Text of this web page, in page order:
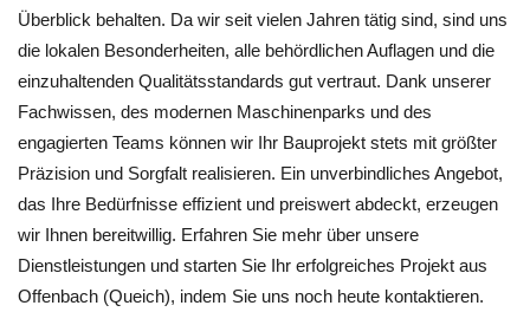
Überblick behalten. Da wir seit vielen Jahren tätig sind, sind uns
die lokalen Besonderheiten, alle behördlichen Auflagen und die
einzuhaltenden Qualitätsstandards gut vertraut. Dank unserer
Fachwissen, des modernen Maschinenparks und des
engagierten Teams können wir Ihr Bauprojekt stets mit größter
Präzision und Sorgfalt realisieren. Ein unverbindliches Angebot,
das Ihre Bedürfnisse effizient und preiswert abdeckt, erzeugen
wir Ihnen bereitwillig. Erfahren Sie mehr über unsere
Dienstleistungen und starten Sie Ihr erfolgreiches Projekt aus
Offenbach (Queich), indem Sie uns noch heute kontaktieren.